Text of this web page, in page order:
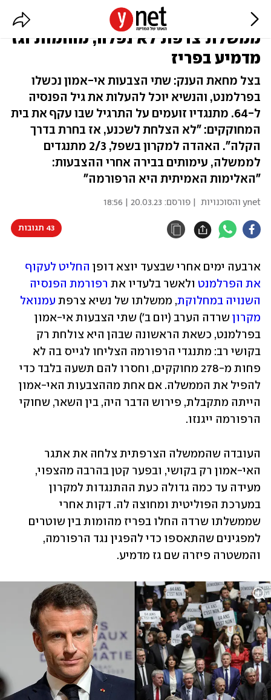
מקרון והרפורמה שרדו בקושי:
ממשלת צרפת לא נפלה, מהומות וגז
מדמיע בפריז
בצל מחאת הענק: שתי הצבעות אי-אמון נכשלו
בפרלמנט, והנשיא יוכל להעלות את גיל הפנסיה
ל-64. מתנגדיו זועמים על התרגיל שבו עקף את בית
המחוקקים: "לא הצלחת לשכנע, אז בחרת בדרך
הקלה". האהדה למקרון בשפל, 2/3 מתנגדים
לממשלה, עימותים בבירה אחרי ההצבעות:
"האלימות האמיתית היא הרפורמה"
ynet והסוכנויות | פורסם: 20.03.23 | 18:56
43 תגובות
ארבעה ימים אחרי שבצעד יוצא דופן
את הפרלמנט ולאשר בלעדיו את
השנויה במחלוקת, ממשלתו של נשיא צרפת
מקרון
הרפורמה ייגנזו.
והמשטרה פיזרה שם גז מדמיע.